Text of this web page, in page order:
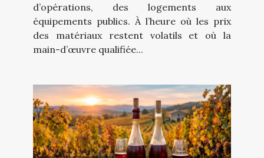
d’opérations, des logements aux
équipements publics. À l’heure où les prix
des matériaux restent volatils et où la
main-d’œuvre qualifiée...